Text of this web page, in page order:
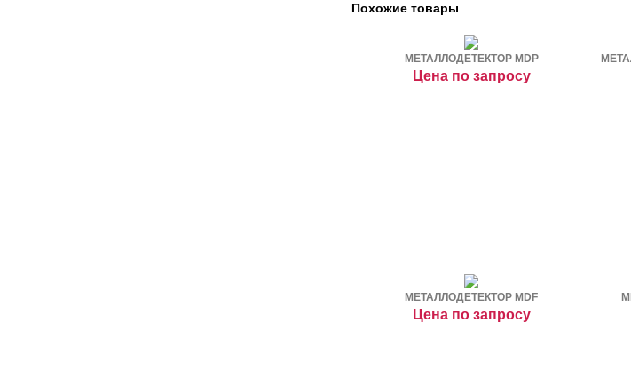
Похожие товары
МЕТАЛЛОДЕТЕКТОР MDP
Цена по запросу
МЕТАЛЛОДЕТЕКТОР MDF
Цена по запросу